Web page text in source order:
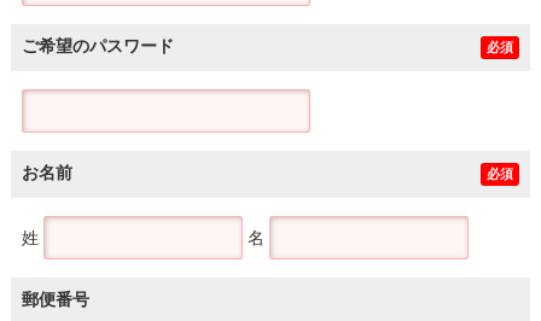
ご希望のパスワード 必須
お名前 必須
姓 名
郵便番号